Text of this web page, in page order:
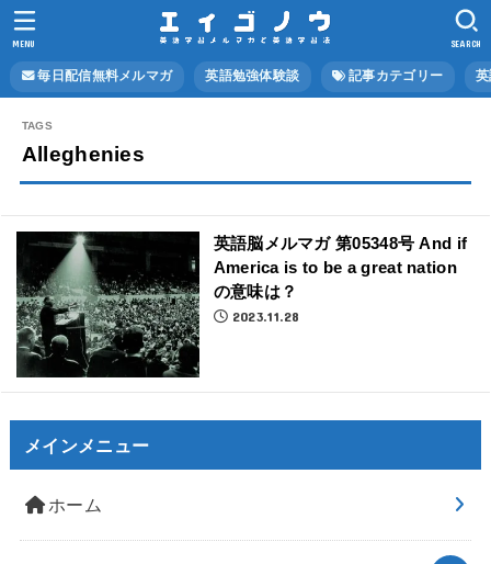
毎日配信無料メルマガ 英語勉強体験談 記事カテゴリー
SEARCH
MENU
Alleghenies
英語脳メルマガ 第05348号 And if
America is to be a great nation
の意味は？
2023.11.28
メインメニュー
ホーム